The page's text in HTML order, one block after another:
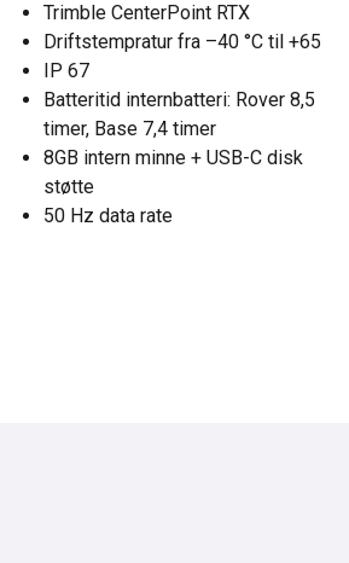
Trimble CenterPoint RTX
Driftstempratur fra –40 °C til +65
IP 67
Batteritid internbatteri: Rover 8,5
timer, Base 7,4 timer
8GB intern minne + USB-C disk
støtte
50 Hz data rate